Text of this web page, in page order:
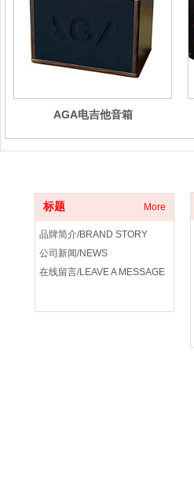
AGA电吉他音箱
标题 More
品牌简介/BRAND STORY
公司新闻/NEWS
在线留言/LEAVE A MESSAGE